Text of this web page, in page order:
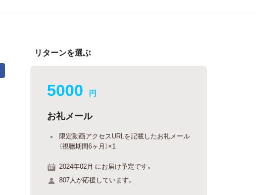
リターンを選ぶ
5000 円
お礼メール
限定動画アクセスURLを記載したお礼メール
（視聴期間6ヶ月）×1
2024年02月 にお届け予定です。
807人が応援しています。